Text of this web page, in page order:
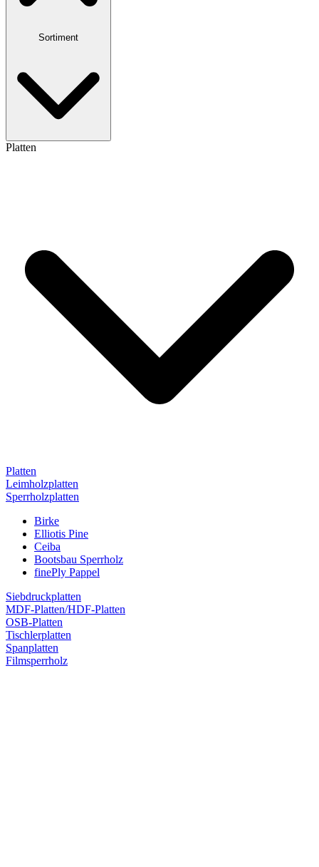
Sortiment
Platten
Platten
Leimholzplatten
Sperrholzplatten
Birke
Elliotis Pine
Ceiba
Bootsbau Sperrholz
finePly Pappel
Siebdruckplatten
MDF-Platten/HDF-Platten
OSB-Platten
Tischlerplatten
Spanplatten
Filmsperrholz